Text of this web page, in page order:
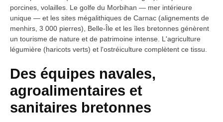
porcines, volailles. Le golfe du Morbihan — mer intérieure
unique — et les sites mégalithiques de Carnac (alignements de
menhirs, 3 000 pierres), Belle-Île et les îles bretonnes génèrent
un tourisme de nature et de patrimoine intense. L'agriculture
légumière (haricots verts) et l'ostréiculture complètent ce tissu.
Des équipes navales,
agroalimentaires et
sanitaires bretonnes